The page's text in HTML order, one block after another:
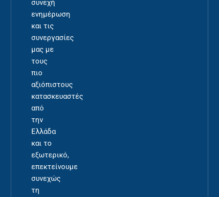
συνεχή
ενημέρωση
και τις
συνεργασίες
μας με
τους
πιο
αξιόπιστους
κατασκευαστές
από
την
Ελλάδα
και το
εξωτερικό,
επεκτείνουμε
συνεχώς
τη